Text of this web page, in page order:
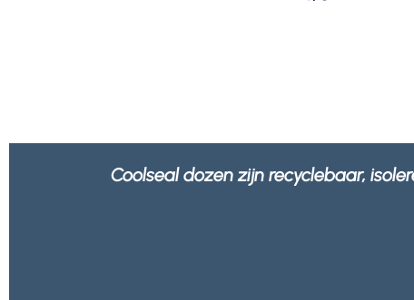
We voelen ons beter in de wetenschap